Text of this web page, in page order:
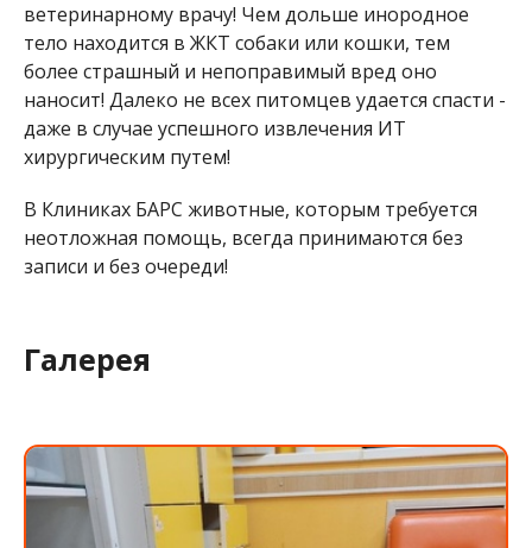
ветеринарному врачу! Чем дольше инородное
тело находится в ЖКТ собаки или кошки, тем
более страшный и непоправимый вред оно
наносит! Далеко не всех питомцев удается спасти -
даже в случае успешного извлечения ИТ
хирургическим путем!
В Клиниках БАРС животные, которым требуется
неотложная помощь, всегда принимаются без
записи и без очереди!
Галерея